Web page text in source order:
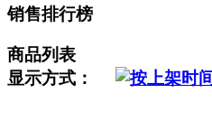
销售排行榜
商品列表
显示方式：